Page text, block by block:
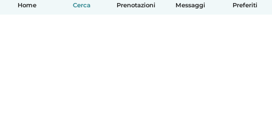
Home Cerca Prenotazioni Messaggi Preferiti